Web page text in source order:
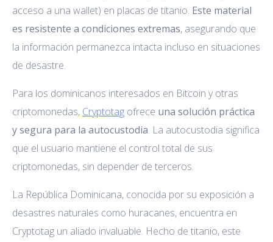
acceso a una wallet) en placas de titanio. Este material
es resistente a condiciones extremas, asegurando que
la información permanezca intacta incluso en situaciones
de desastre.
Para los dominicanos interesados en Bitcoin y otras
criptomonedas, Cryptotag ofrece una solución práctica
y segura para la autocustodia. La autocustodia significa
que el usuario mantiene el control total de sus
criptomonedas, sin depender de terceros.
La República Dominicana, conocida por su exposición a
desastres naturales como huracanes, encuentra en
Cryptotag un aliado invaluable. Hecho de titanio, este